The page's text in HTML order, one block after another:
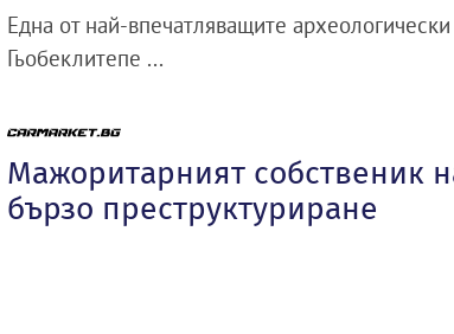
Една от най-впечатляващите
Гьобеклитепе ...
Мажоритарният собственик
бързо преструктуриране